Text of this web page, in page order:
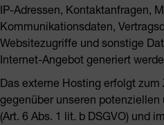
IP-Adressen, Kontaktanfragen,
Kommunikationsdaten,
Websitezugriffe und sonstige
Internet-Angebot generiert
Das externe Hosting erfolgt
gegenüber unseren
(Art. 6 Abs. 1 lit. b DSGVO) und